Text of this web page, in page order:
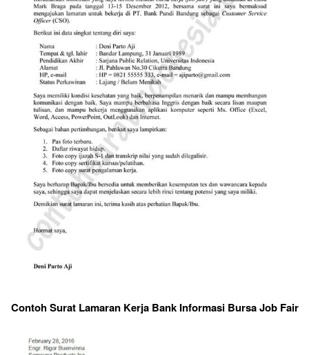
Contoh Surat Lamaran Kerja Bank Informasi Bursa Job Fair